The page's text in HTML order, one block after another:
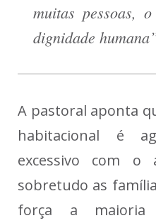
muitas pessoas,
dignidade
A pastoral aponta
habitacional é
excessivo com o
sobretudo as
força a